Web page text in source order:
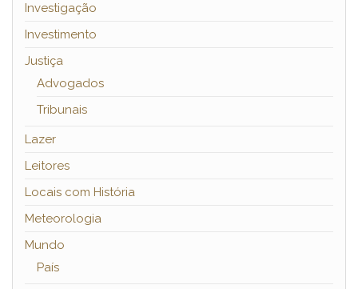
Investigação
Investimento
Justiça
Advogados
Tribunais
Lazer
Leitores
Locais com História
Meteorologia
Mundo
País